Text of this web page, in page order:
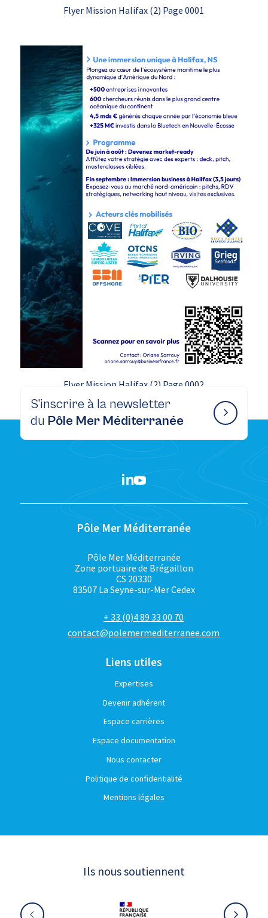
Flyer Mission Halifax (2) Page 0001
Flyer Mission Halifax (2) Page 0002
S’inscrire à la newsletter
du Pôle Mer Méditerranée
Pôle Mer Méditerranée
Pôle Mer Méditerranée
Zone portuaire de Brégaillon
CS 20330
83507 La Seyne-sur-Mer Cedex
+ 33 (0)4 89 33 00 70
contact@polemermediterranee.com
Liens utiles
Expertises
Devenir adhérent
Espace carrières
Espace documentation
Nous contacter
Politique de confidentialité
Mentions légales
Ils nous soutiennent